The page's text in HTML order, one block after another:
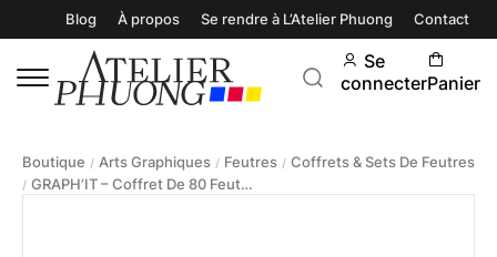
Blog À propos Se rendre à L’Atelier Phuong Contact
Se
connecterPanier
Boutique / Arts Graphiques / Feutres / Coffrets & Sets De Feutres
/ GRAPH’IT – Coffret De 80 Feutres À Alcool